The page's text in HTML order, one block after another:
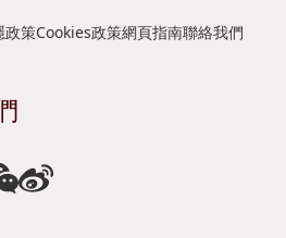
政策Cookies政策網頁指南聯絡我們